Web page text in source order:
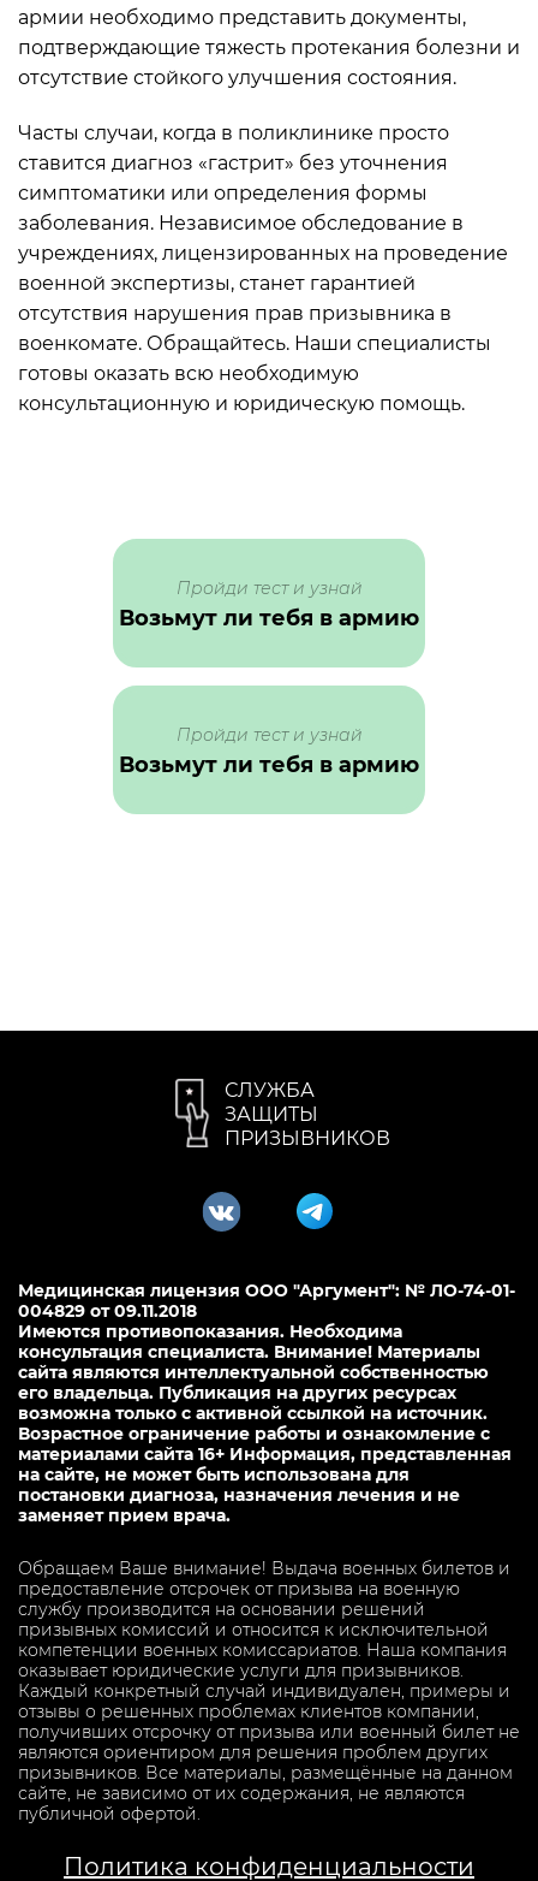
армии необходимо представить документы,
подтверждающие тяжесть протекания болезни и
отсутствие стойкого улучшения состояния.
Часты случаи, когда в поликлинике просто
ставится диагноз «гастрит» без уточнения
симптоматики или определения формы
заболевания. Независимое обследование в
учреждениях, лицензированных на проведение
военной экспертизы, станет гарантией
отсутствия нарушения прав призывника в
военкомате. Обращайтесь. Наши специалисты
готовы оказать всю необходимую
консультационную и юридическую помощь.
Пройди тест и узнай
Возьмут ли тебя в армию
Пройди тест и узнай
Возьмут ли тебя в армию
СЛУЖБА
ЗАЩИТЫ
ПРИЗЫВНИКОВ
Медицинская лицензия ООО "Аргумент": № ЛО-74-01-
004829 от 09.11.2018
Имеются противопоказания. Необходима
консультация специалиста. Внимание! Материалы
сайта являются интеллектуальной собственностью
его владельца. Публикация на других ресурсах
возможна только с активной ссылкой на источник.
Возрастное ограничение работы и ознакомление с
материалами сайта 16+ Информация, представленная
на сайте, не может быть использована для
постановки диагноза, назначения лечения и не
заменяет прием врача.
Обращаем Ваше внимание! Выдача военных билетов и
предоставление отсрочек от призыва на военную
службу производится на основании решений
призывных комиссий и относится к исключительной
компетенции военных комиссариатов. Наша компания
оказывает юридические услуги для призывников.
Каждый конкретный случай индивидуален, примеры и
отзывы о решенных проблемах клиентов компании,
получивших отсрочку от призыва или военный билет не
являются ориентиром для решения проблем других
призывников. Все материалы, размещённые на данном
сайте, не зависимо от их содержания, не являются
публичной офертой.
Политика конфиденциальности